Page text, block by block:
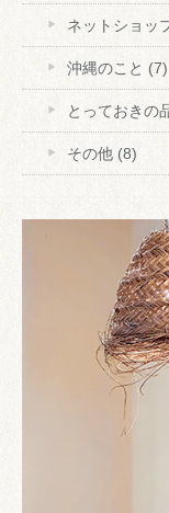
ネットショッ
沖縄のこと (7)
とっておきの
その他 (8)